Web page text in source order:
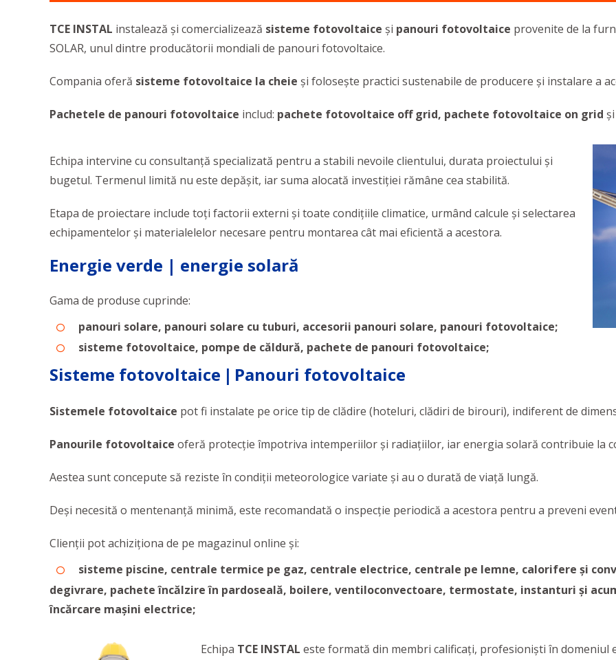
TCE INSTAL instalează și comercializează sisteme fotovoltaice și panouri fotovoltaice provenite de la
SOLAR, unul dintre producătorii mondiali de panouri fotovoltaice.
Compania oferă sisteme fotovoltaice la cheie și folosește practici sustenabile de producere și instalare a
Pachetele de panouri fotovoltaice includ: pachete fotovoltaice off grid, pachete fotovoltaice on grid și
Echipa intervine cu consultanță specializată pentru a stabili nevoile clientului, durata proiectului și
bugetul. Termenul limită nu este depășit, iar suma alocată investiției rămâne cea stabilită.
Etapa de proiectare include toți factorii externi și toate condițiile climatice, urmând calcule și selectarea
echipamentelor și materialelelor necesare pentru montarea cât mai eficientă a acestora.
Energie verde | energie solară
Gama de produse cuprinde:
panouri solare, panouri solare cu tuburi, accesorii panouri solare, panouri fotovoltaice;
sisteme fotovoltaice, pompe de căldură, pachete de panouri fotovoltaice;
Sisteme fotovoltaice | Panouri fotovoltaice
Sistemele fotovoltaice pot fi instalate pe orice tip de clădire (hoteluri, clădiri de birouri), indiferent de
Panourile fotovoltaice oferă protecție împotriva intemperiilor și radiațiilor, iar energia solară contribuie la
Aestea sunt concepute să reziste în condiții meteorologice variate și au o durată de viață lungă.
Deși necesită o mentenanță minimă, este recomandată o inspecție periodică a acestora pentru a preveni
Clienții pot achiziționa de pe magazinul online și:
sisteme piscine, centrale termice pe gaz, centrale electrice, centrale pe lemne, calorifere și
degivrare, pachete încălzire în pardoseală, boilere, ventiloconvectoare, termostate, instanturi și
încărcare mașini electrice;
Echipa TCE INSTAL este formată din membri calificați, profesioniști în domeniul